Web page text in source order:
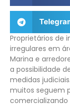
Proprietários de
irregulares em
Marina e
a possibilidade
medidas
muitos seguem